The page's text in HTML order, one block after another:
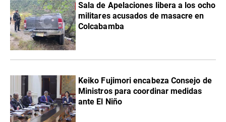
Sala de Apelaciones libera a los ocho
militares acusados de masacre en
Colcabamba
Keiko Fujimori encabeza Consejo de
Ministros para coordinar medidas
ante El Niño